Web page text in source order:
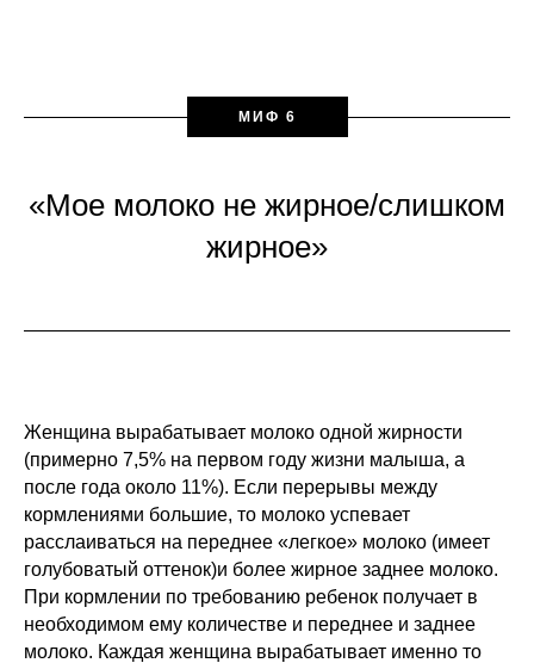
МИФ 6
«Мое молоко не жирное/слишком
жирное»
Женщина вырабатывает молоко одной жирности
(примерно 7,5% на первом году жизни малыша, а
после года около 11%). Если перерывы между
кормлениями большие, то молоко успевает
расслаиваться на переднее «легкое» молоко (имеет
голубоватый оттенок)и более жирное заднее молоко.
При кормлении по требованию ребенок получает в
необходимом ему количестве и переднее и заднее
молоко. Каждая женщина вырабатывает именно то